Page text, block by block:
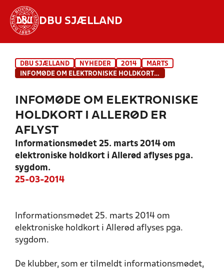
DBU SJÆLLAND
INDHOLD OG NYHEDER
HOLD
DBU SJÆLLAND NYHEDER 2014
MARTS
INFOMØDE OM ELEKTRONISKE HOLDKORT I ALLERØD ER AFLYST
INFOMØDE OM ELEKTRONISKE
HOLDKORT I ALLERØD ER
AFLYST
Informationsmødet 25. marts 2014 om
elektroniske holdkort i Allerød aflyses pga.
sygdom.
25-03-2014
Informationsmødet 25. marts 2014 om
elektroniske holdkort i Allerød aflyses pga.
sygdom.
De klubber, som er tilmeldt informationsmødet,